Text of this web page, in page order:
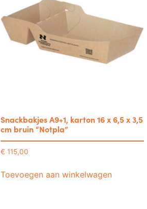
Snackbakjes A9+1, karton 16 x 6,5 x 3,5
cm bruin “Notpla”
€ 115,00
Toevoegen aan winkelwagen